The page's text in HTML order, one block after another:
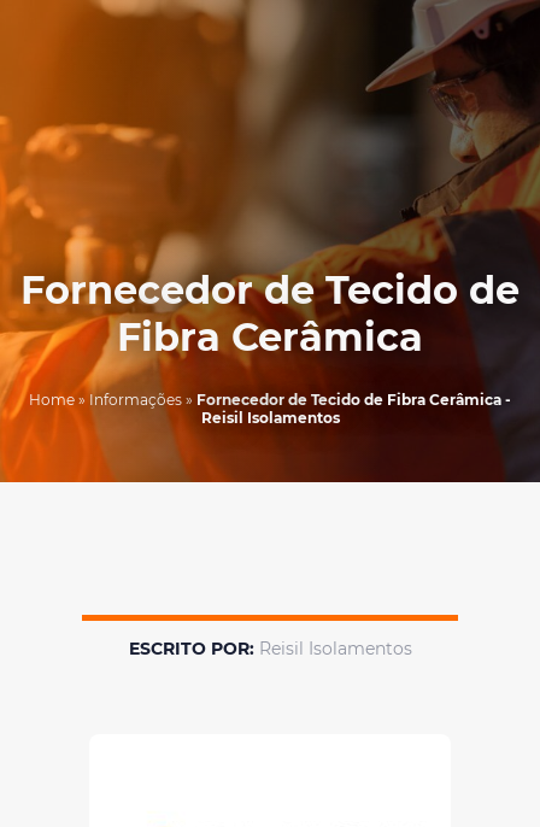
Fornecedor de Tecido de
Fibra Cerâmica
Home » Informações » Fornecedor de Tecido de Fibra Cerâmica -
Reisil Isolamentos
ESCRITO POR: Reisil Isolamentos